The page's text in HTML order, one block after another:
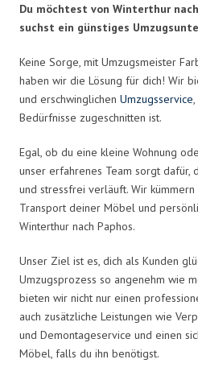
Du möchtest von Winterthur
suchst ein günstiges
Keine Sorge, mit Umzugsmeister
haben wir die Lösung für dich! Wir
und erschwinglichen Umzugsservice
Bedürfnisse zugeschnitten ist.
Egal, ob du eine kleine Wohnung
unser erfahrenes Team sorgt dafür,
und stressfrei verläuft. Wir kümmern
Transport deiner Möbel und
Winterthur nach Paphos.
Unser Ziel ist es, dich als Kunden
Umzugsprozess so angenehm wie
bieten wir nicht nur einen
auch zusätzliche Leistungen wie
und Demontageservice und einen
Möbel, falls du ihn benötigst.